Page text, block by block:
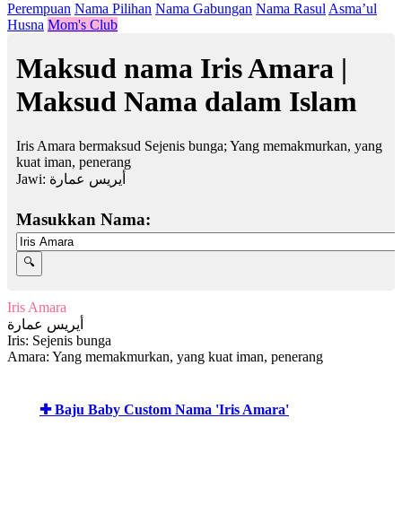
Perempuan Nama Pilihan Nama Gabungan Nama Rasul Asma’ul
Husna Mom's Club
Maksud nama Iris Amara |
Maksud Nama dalam Islam
Iris Amara bermaksud Sejenis bunga; Yang memakmurkan, yang
kuat iman, penerang
Jawi: أيريس عمارة
Masukkan Nama:
Iris Amara
أيريس عمارة
Iris: Sejenis bunga
Amara: Yang memakmurkan, yang kuat iman, penerang
✚ Baju Baby Custom Nama 'Iris Amara'